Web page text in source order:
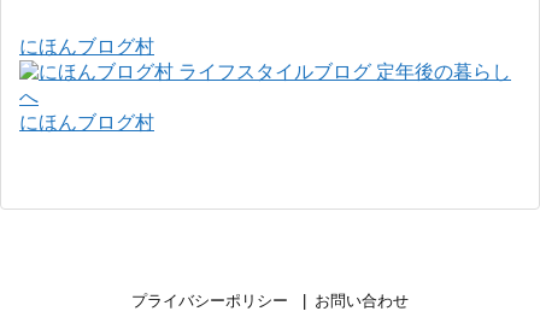
にほんブログ村
にほんブログ村
プライバシーポリシー お問い合わせ